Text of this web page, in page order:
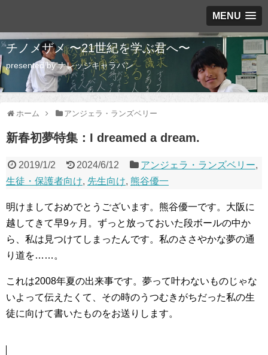
MENU
チノメザメ 〜21世紀を学ぶ君へ〜
presented by ナレッジキャラバン
ホーム アンジェラ・ランズベリー
新春初夢特集：I dreamed a dream.
2019/1/2 2024/6/12 アンジェラ・ランズベリー,
生徒・保護者向け, 先生向け, 熊谷優一
明けましておめでとうございます。熊谷優一です。大阪に
越してきて早9ヶ月。ずっと放っておいた段ボールの中か
ら、私は見つけてしまったんです。私のささやかな夢の通
り道を……。
これは2008年夏の出来事です。夢って叶わないものじゃな
いよって伝えたくて、その時のうつむきがちだった私の生
徒に向けて書いたものをお送りします。